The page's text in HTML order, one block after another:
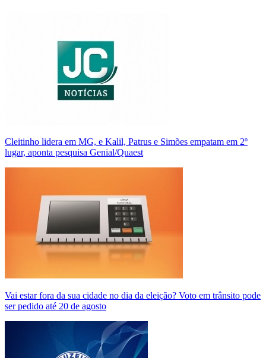
Cleitinho lidera em MG, e Kalil, Patrus e Simões empatam em 2º
lugar, aponta pesquisa Genial/Quaest
Vai estar fora da sua cidade no dia da eleição? Voto em trânsito pode
ser pedido até 20 de agosto